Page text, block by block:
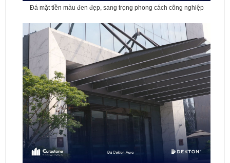
Đá mặt tiền màu đen đẹp, sang trọng phong cách công nghiệp